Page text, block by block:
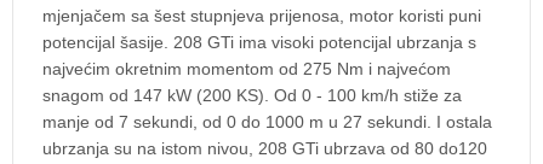
mjenjačem sa šest stupnjeva prijenosa, motor koristi puni
potencijal šasije. 208 GTi ima visoki potencijal ubrzanja s
najvećim okretnim momentom od 275 Nm i najvećom
snagom od 147 kW (200 KS). Od 0 - 100 km/h stiže za
manje od 7 sekundi, od 0 do 1000 m u 27 sekundi. I ostala
ubrzanja su na istom nivou, 208 GTi ubrzava od 80 do120